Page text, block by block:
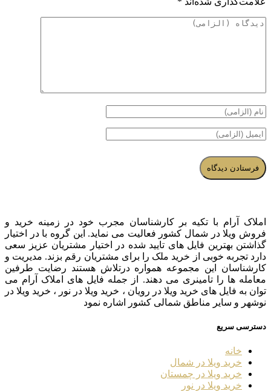
املاک آرام با تکیه بر کارشناسان مجرب خود در زمینه خرید و
فروش ویلا در شمال کشور فعالیت می نماید. این گروه با در اختیار
گذاشتن بهترین فایل های تایید شده در اختیار مشتریان عزیز سعی
دارد تجربه خوبی از خرید ملک را برای مشتریان رقم بزند. مدیریت و
کارشناسان این مجموعه همواره درتلاش هستند رضایت طرفین
معامله ها را تامینری می دهند. از جمله فایل های املاک آرام می
توان به فایل های خرید ویلا در رویان ، خرید ویلا در نور ، خرید ویلا در
نوشهر و سایر مناطق شمالی کشور اشاره نمود
دسترسی سریع
خانه
خرید ویلا در شمال
خرید ویلا در چمستان
خرید ویلا در نور